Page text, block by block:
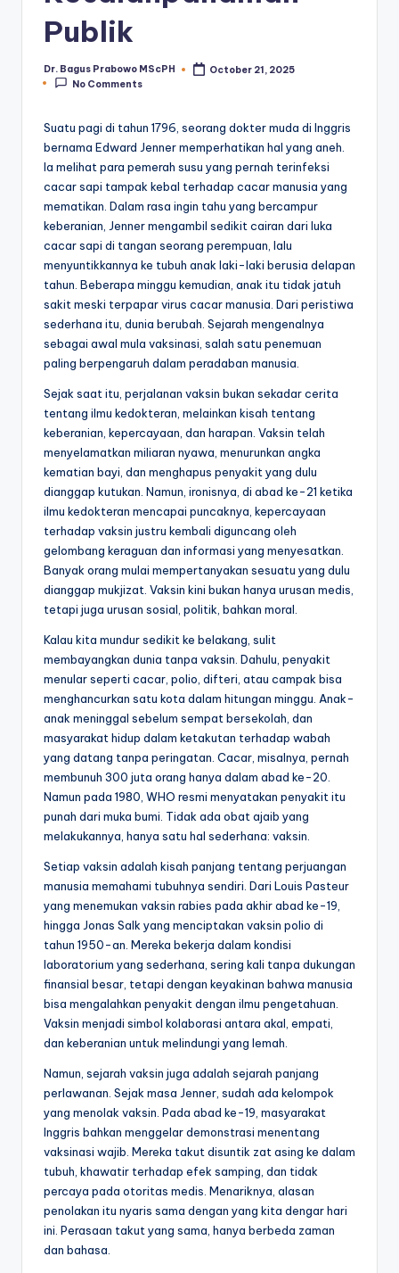
Publik
Posted
by
Dr. Bagus Prabowo MScPH
October 21, 2025
No Comments
Suatu pagi di tahun 1796, seorang dokter muda di Inggris
bernama Edward Jenner memperhatikan hal yang aneh.
Ia melihat para pemerah susu yang pernah terinfeksi
cacar sapi tampak kebal terhadap cacar manusia yang
mematikan. Dalam rasa ingin tahu yang bercampur
keberanian, Jenner mengambil sedikit cairan dari luka
cacar sapi di tangan seorang perempuan, lalu
menyuntikkannya ke tubuh anak laki-laki berusia delapan
tahun. Beberapa minggu kemudian, anak itu tidak jatuh
sakit meski terpapar virus cacar manusia. Dari peristiwa
sederhana itu, dunia berubah. Sejarah mengenalnya
sebagai awal mula vaksinasi, salah satu penemuan
paling berpengaruh dalam peradaban manusia.
Sejak saat itu, perjalanan vaksin bukan sekadar cerita
tentang ilmu kedokteran, melainkan kisah tentang
keberanian, kepercayaan, dan harapan. Vaksin telah
menyelamatkan miliaran nyawa, menurunkan angka
kematian bayi, dan menghapus penyakit yang dulu
dianggap kutukan. Namun, ironisnya, di abad ke-21 ketika
ilmu kedokteran mencapai puncaknya, kepercayaan
terhadap vaksin justru kembali diguncang oleh
gelombang keraguan dan informasi yang menyesatkan.
Banyak orang mulai mempertanyakan sesuatu yang dulu
dianggap mukjizat. Vaksin kini bukan hanya urusan medis,
tetapi juga urusan sosial, politik, bahkan moral.
Kalau kita mundur sedikit ke belakang, sulit
membayangkan dunia tanpa vaksin. Dahulu, penyakit
menular seperti cacar, polio, difteri, atau campak bisa
menghancurkan satu kota dalam hitungan minggu. Anak-
anak meninggal sebelum sempat bersekolah, dan
masyarakat hidup dalam ketakutan terhadap wabah
yang datang tanpa peringatan. Cacar, misalnya, pernah
membunuh 300 juta orang hanya dalam abad ke-20.
Namun pada 1980, WHO resmi menyatakan penyakit itu
punah dari muka bumi. Tidak ada obat ajaib yang
melakukannya, hanya satu hal sederhana: vaksin.
Setiap vaksin adalah kisah panjang tentang perjuangan
manusia memahami tubuhnya sendiri. Dari Louis Pasteur
yang menemukan vaksin rabies pada akhir abad ke-19,
hingga Jonas Salk yang menciptakan vaksin polio di
tahun 1950-an. Mereka bekerja dalam kondisi
laboratorium yang sederhana, sering kali tanpa dukungan
finansial besar, tetapi dengan keyakinan bahwa manusia
bisa mengalahkan penyakit dengan ilmu pengetahuan.
Vaksin menjadi simbol kolaborasi antara akal, empati,
dan keberanian untuk melindungi yang lemah.
Namun, sejarah vaksin juga adalah sejarah panjang
perlawanan. Sejak masa Jenner, sudah ada kelompok
yang menolak vaksin. Pada abad ke-19, masyarakat
Inggris bahkan menggelar demonstrasi menentang
vaksinasi wajib. Mereka takut disuntik zat asing ke dalam
tubuh, khawatir terhadap efek samping, dan tidak
percaya pada otoritas medis. Menariknya, alasan
penolakan itu nyaris sama dengan yang kita dengar hari
ini. Perasaan takut yang sama, hanya berbeda zaman
dan bahasa.